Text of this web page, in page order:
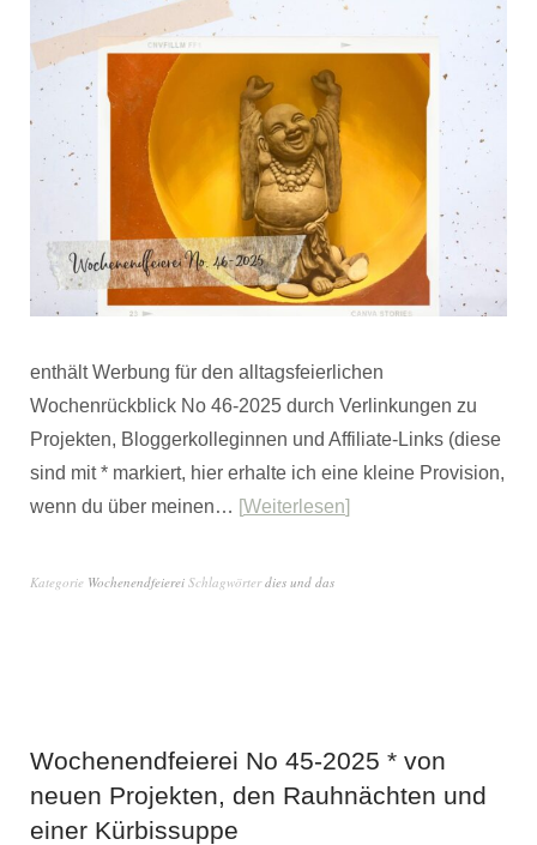
enthält Werbung für den alltagsfeierlichen
Wochenrückblick No 46-2025 durch Verlinkungen zu
Projekten, Bloggerkolleginnen und Affiliate-Links (diese
sind mit * markiert, hier erhalte ich eine kleine Provision,
wenn du über meinen… Weiterlesen
Kategorie Wochenendfeierei Schlagwörterdies und das
Wochenendfeierei No 45-2025 * von
neuen Projekten, den Rauhnächten und
einer Kürbissuppe